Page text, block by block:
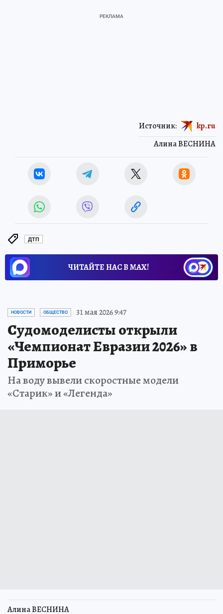
Алина ВЕСНИНА
Источник: kp.ru
ДТП
ЧИТАЙТЕ НАС В МАХ!
НОВОСТИ ОБЩЕСТВО 31 мая 2026 9:47
Судомоделисты открыли
«Чемпионат Евразии 2026» в
Приморье
На воду вывели скоростные модели
«Старик» и «Легенда»
Алина ВЕСНИНА